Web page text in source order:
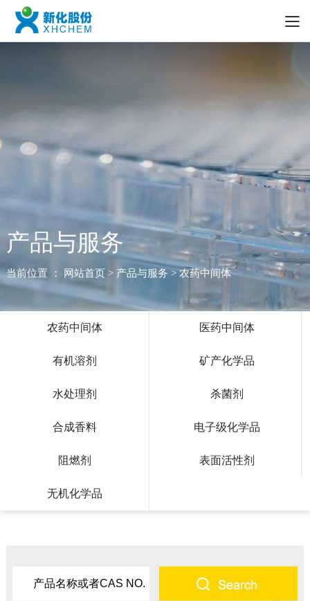
产品与服务
当前位置 ： 网站首页> 产品与服务 > 农药中间体
农药中间体 医药中间体
有机溶剂 矿产化学品
水处理剂 杀菌剂
合成香料 电子级化学品
阻燃剂 表面活性剂
无机化学品